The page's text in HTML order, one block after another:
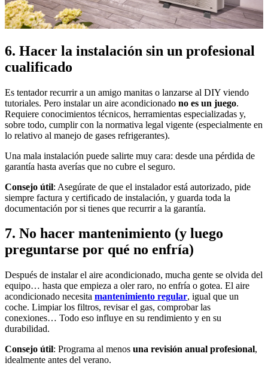
6. Hacer la instalación sin un profesional
cualificado
Es tentador recurrir a un amigo manitas o lanzarse al DIY viendo
tutoriales. Pero instalar un aire acondicionado no es un juego.
Requiere conocimientos técnicos, herramientas especializadas y,
sobre todo, cumplir con la normativa legal vigente (especialmente en
lo relativo al manejo de gases refrigerantes).
Una mala instalación puede salirte muy cara: desde una pérdida de
garantía hasta averías que no cubre el seguro.
Consejo útil: Asegúrate de que el instalador está autorizado, pide
siempre factura y certificado de instalación, y guarda toda la
documentación por si tienes que recurrir a la garantía.
7. No hacer mantenimiento (y luego
preguntarse por qué no enfría)
Después de instalar el aire acondicionado, mucha gente se olvida del
equipo… hasta que empieza a oler raro, no enfría o gotea. El aire
acondicionado necesita mantenimiento regular, igual que un
coche. Limpiar los filtros, revisar el gas, comprobar las
conexiones… Todo eso influye en su rendimiento y en su
durabilidad.
Consejo útil: Programa al menos una revisión anual profesional,
idealmente antes del verano.